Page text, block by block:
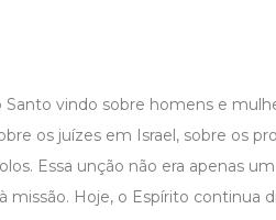
vindo sobre homens e
os juízes em Israel, sobre os
Essa unção não era apenas
Hoje, o Espírito continua